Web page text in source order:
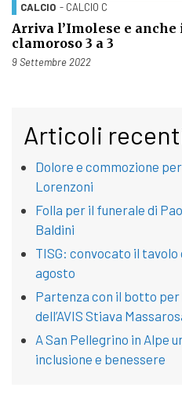
CALCIO - CALCIO C
Arriva l’Imolese e
clamoroso 3 a 3
Pubblicato il
9 Settembre 2022
Articoli
Dolore e commozione
Lorenzoni
Folla per il funerale di
Baldini
TISG: convocato il tavolo
agosto
Partenza con il botto per
dell’AVIS Stiava
A San Pellegrino in Alpe
inclusione e benessere